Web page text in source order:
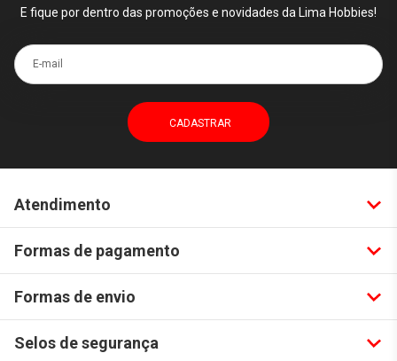
E fique por dentro das promoções e novidades da Lima Hobbies!
E-mail
Atendimento
Formas de pagamento
Formas de envio
Selos de segurança